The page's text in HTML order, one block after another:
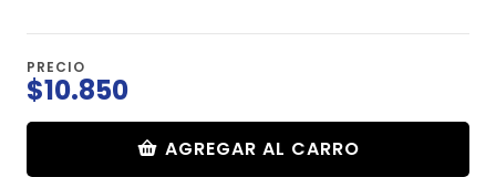
PRECIO
$10.850
AGREGAR AL CARRO